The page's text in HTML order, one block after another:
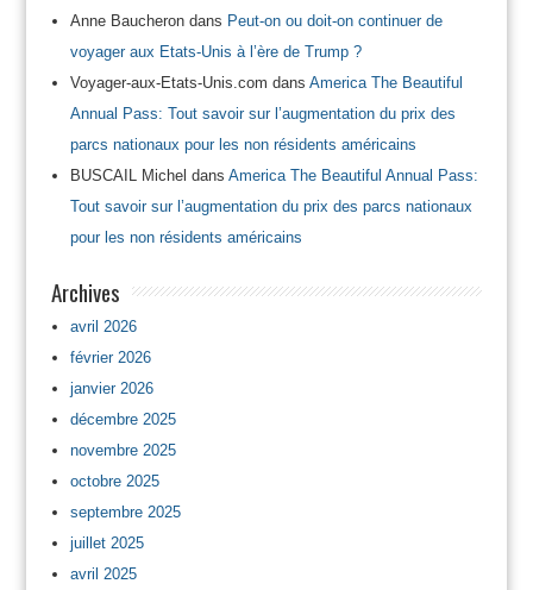
Anne Baucherondans Peut-on ou doit-on continuer de
voyager aux Etats-Unis à l’ère de Trump ?
Voyager-aux-Etats-Unis.com dans America The Beautiful
Annual Pass: Tout savoir sur l’augmentation du prix des
parcs nationaux pour les non résidents américains
BUSCAIL Michel dans America The Beautiful Annual Pass:
Tout savoir sur l’augmentation du prix des parcs nationaux
pour les non résidents américains
Archives
avril 2026
février 2026
janvier 2026
décembre 2025
novembre 2025
octobre 2025
septembre 2025
juillet 2025
avril 2025